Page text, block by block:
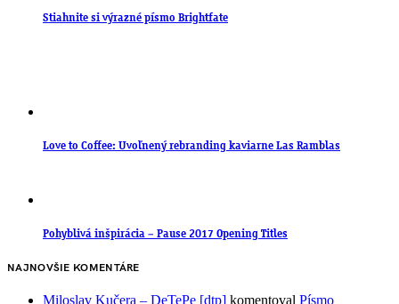
Stiahnite si výrazné písmo Brightfate
Love to Coffee: Uvoľnený rebranding kaviarne Las Ramblas
Pohyblivá inšpirácia – Pause 2017 Opening Titles
NAJNOVŠIE KOMENTÁRE
Miloslav Kučera – DeTePe [dtp] komentoval Písmo